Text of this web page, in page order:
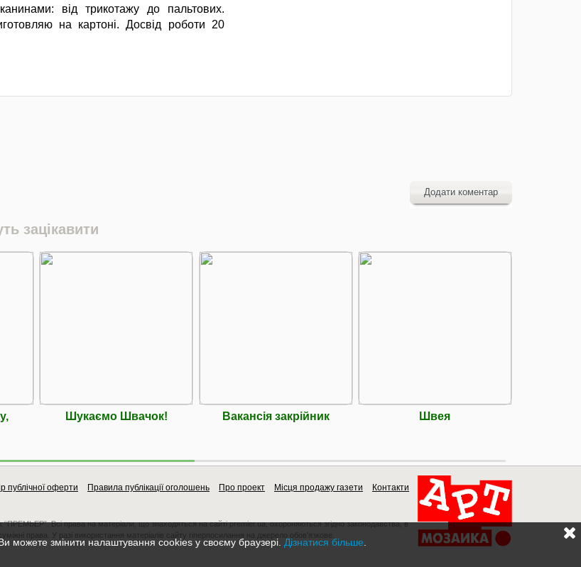
від трикотажу до пальтових.
на картоні. Досвід роботи 20
Додати коментар
зацікавити
Шукаємо Швачок! Вакансія закрійник Швея
публічної оферти Правила публікації оголошень Про проект Місця продажу газети Контакти
Всі права на матеріали, що знаходяться на сайті premier.ua, охороняються згідно законодавства, в
права. У разі використання матеріалів сайту гіперпосилання на джерело обов'язкове.
можете змінити налаштування cookies у своєму браузері. Дізнатися більше